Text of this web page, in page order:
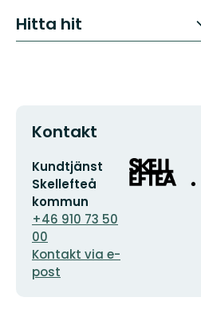
Hitta hit
Kontakt
E-
postadress
Kundtjänst
Skellefteå
kommun
+46 910 73 50
00
Kontakt via e-
post
logotyp